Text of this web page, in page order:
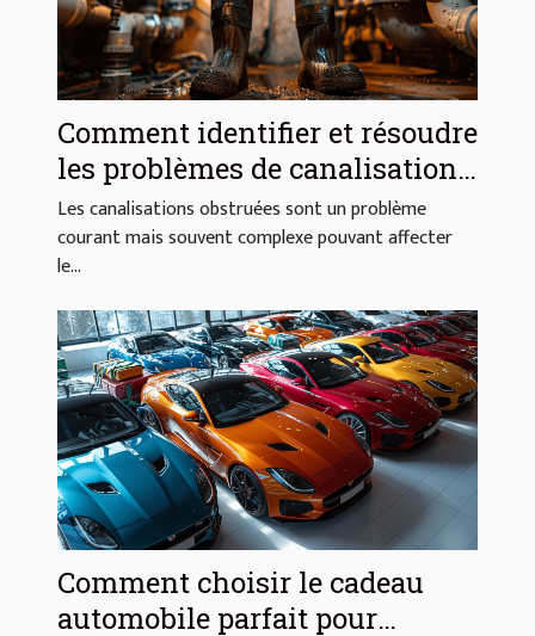
Comment identifier et résoudre
les problèmes de canalisations
obstruées
Les canalisations obstruées sont un problème
courant mais souvent complexe pouvant affecter
le...
Comment choisir le cadeau
automobile parfait pour